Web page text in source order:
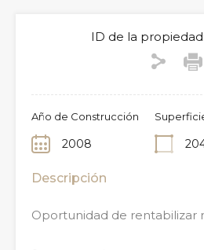
ID de la propiedad:
Año de Construcción
2008
Descripción
Oportunidad de rentabilizar